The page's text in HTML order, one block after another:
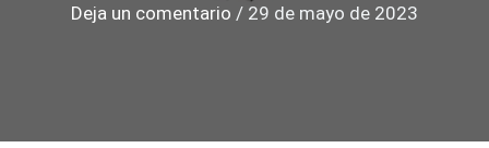
Deja un comentario / 29 de mayo de 2023